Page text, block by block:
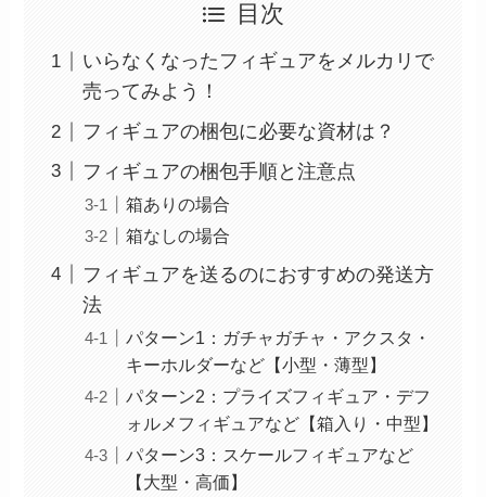
目次
いらなくなったフィギュアをメルカリで
売ってみよう！
フィギュアの梱包に必要な資材は？
フィギュアの梱包手順と注意点
箱ありの場合
箱なしの場合
フィギュアを送るのにおすすめの発送方
法
パターン1：ガチャガチャ・アクスタ・
キーホルダーなど【小型・薄型】
パターン2：プライズフィギュア・デフ
ォルメフィギュアなど【箱入り・中型】
パターン3：スケールフィギュアなど
【大型・高価】